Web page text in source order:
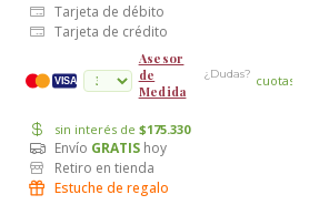
Tarjeta de débito
Tarjeta de crédito
VISA
Asesor
de
Medida
¿Dudas? cuotas
sin interés de $175.330
Envío GRATIS hoy
Retiro en tienda
Estuche de regalo